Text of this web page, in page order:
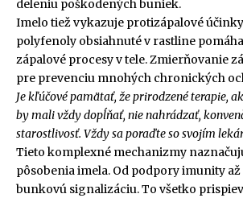
deleniu poškodených buniek.
Imelo tiež vykazuje protizápalové
polyfenoly obsiahnuté v rastline
zápalové procesy v tele. Zmierňovanie
pre prevenciu mnohých chronických
Je kľúčové pamätať, že prirodzené terapie,
by mali vždy dopĺňať, nie nahrádzať,
starostlivosť. Vždy sa poraďte so svojím
Tieto komplexné mechanizmy
pôsobenia imela. Od podpory imunity
bunkovú signalizáciu. To všetko